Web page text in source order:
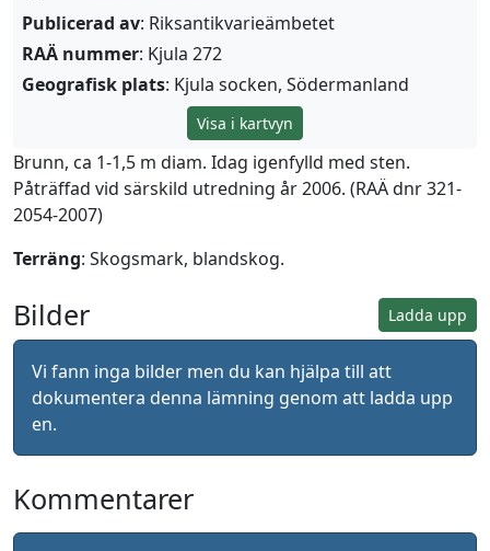
Publicerad av: Riksantikvarieämbetet
RAÄ nummer: Kjula 272
Geografisk plats: Kjula socken, Södermanland
Visa i kartvyn
Brunn, ca 1-1,5 m diam. Idag igenfylld med sten.
Påträffad vid särskild utredning år 2006. (RAÄ dnr 321-
2054-2007)
Terräng: Skogsmark, blandskog.
Ladda upp
Bilder
Vi fann inga bilder men du kan hjälpa till att
dokumentera denna lämning genom att ladda upp
en.
Kommentarer